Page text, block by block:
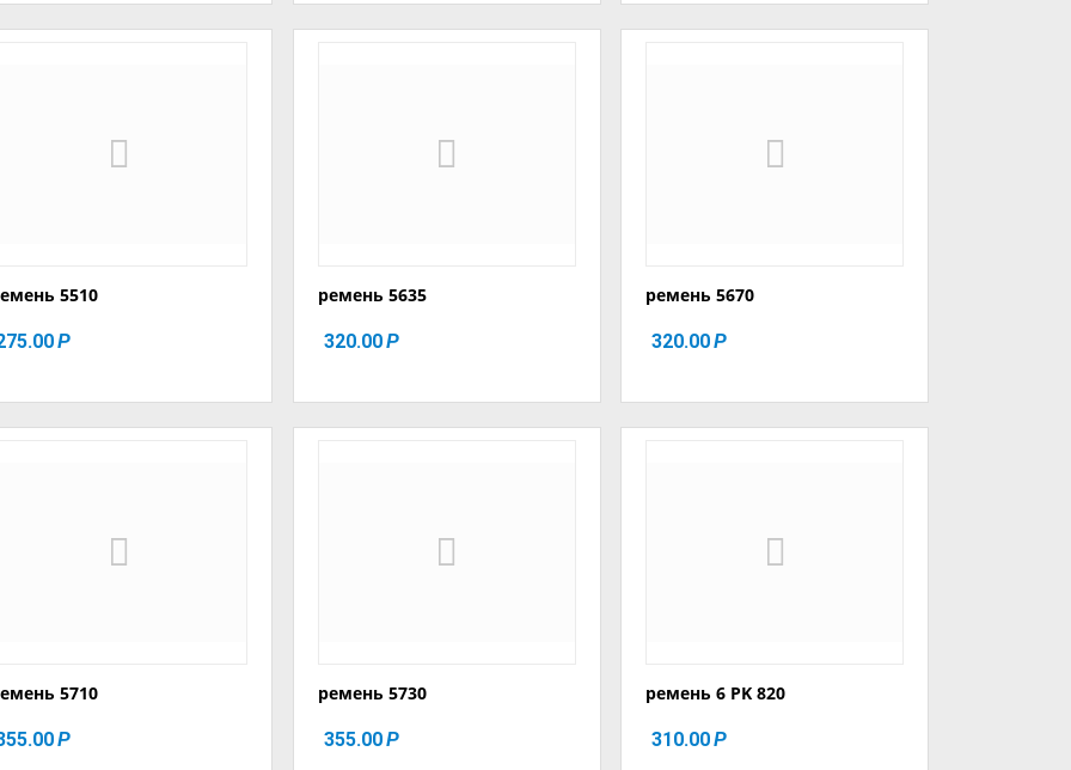
5510
Р
ремень 5635
320.00Р
ремень 5670
320.00Р
5710
Р
ремень 5730
355.00Р
ремень 6 PK 820
310.00Р